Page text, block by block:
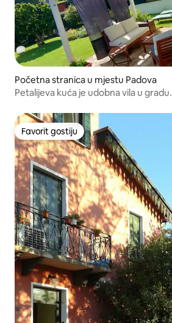
Početna stranica u mjestu Padova
Petalijeva kuća je udobna vila u gradu.
Favorit gostiju
Favorit gostiju